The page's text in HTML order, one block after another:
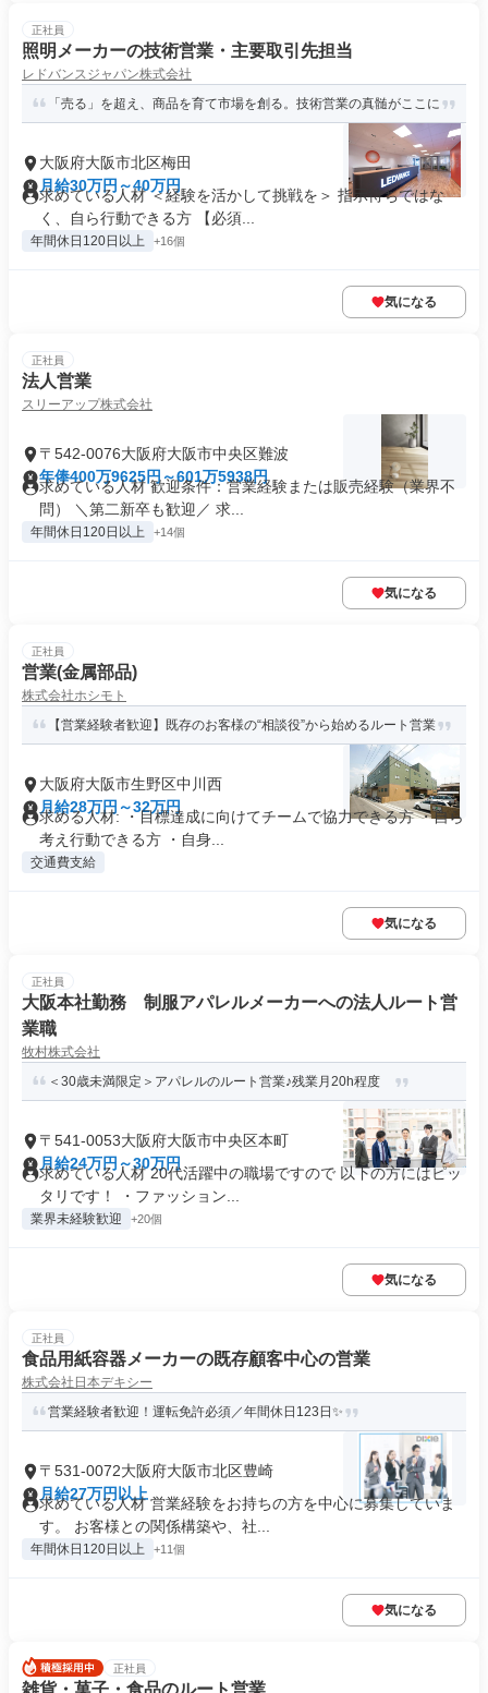
正社員
照明メーカーの技術営業・主要取引先担当
レドバンスジャパン株式会社
「売る」を超え、商品を育て市場を創る。技術営業の真髄がここに
大阪府大阪市北区梅田
月給30万円～40万円
求めている人材 ＜経験を活かして挑戦を＞ 指示待ちではな
く、自ら行動できる方 【必須...
年間休日120日以上 +16個
気になる
正社員
法人営業
スリーアップ株式会社
〒542-0076大阪府大阪市中央区難波
年俸400万9625円～601万5938円
求めている人材 歓迎条件：営業経験または販売経験（業界不
問） ＼第二新卒も歓迎／ 求...
年間休日120日以上 +14個
気になる
正社員
営業(金属部品)
株式会社ホシモト
【営業経験者歓迎】既存のお客様の“相談役”から始めるルート営業
大阪府大阪市生野区中川西
月給28万円～32万円
求める人材: ・目標達成に向けてチームで協力できる方 ・自ら
考え行動できる方 ・自身...
交通費支給
気になる
正社員
大阪本社勤務 制服アパレルメーカーへの法人ルート営
業職
牧村株式会社
＜30歳未満限定＞アパレルのルート営業♪残業月20h程度
〒541-0053大阪府大阪市中央区本町
月給24万円～30万円
求めている人材 20代活躍中の職場ですので 以下の方にはピッ
タリです！ ・ファッション...
業界未経験歓迎 +20個
気になる
正社員
食品用紙容器メーカーの既存顧客中心の営業
株式会社日本デキシー
営業経験者歓迎！運転免許必須／年間休日123日✨
〒531-0072大阪府大阪市北区豊崎
月給27万円以上
求めている人材 営業経験をお持ちの方を中心に募集していま
す。 お客様との関係構築や、社...
年間休日120日以上 +11個
気になる
正社員
雑貨・菓子・食品のルート営業